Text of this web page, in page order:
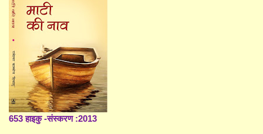
653 हाइकु -संस्करण :2013